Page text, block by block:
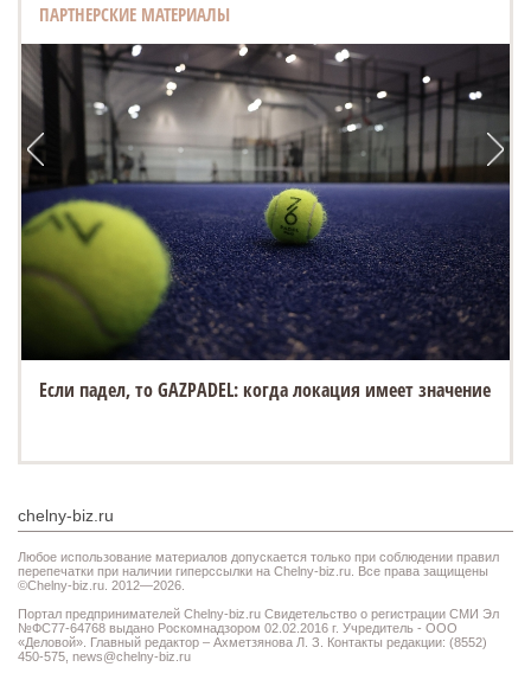
ПАРТНЕРСКИЕ МАТЕРИАЛЫ
Если падел, то GAZPADEL: когда локация имеет значение
chelny-biz.ru
Любое использование материалов допускается только при соблюдении правил
перепечатки при наличии гиперссылки на Chelny-biz.ru. Все права защищены
©Chelny-biz.ru. 2012—2026.
Портал предпринимателей Chelny-biz.ru Свидетельство о регистрации СМИ Эл
№ФС77-64768 выдано Роскомнадзором 02.02.2016 г. Учредитель - ООО
«Деловой». Главный редактор – Ахметзянова Л. З. Контакты редакции: (8552)
450-575, news@chelny-biz.ru